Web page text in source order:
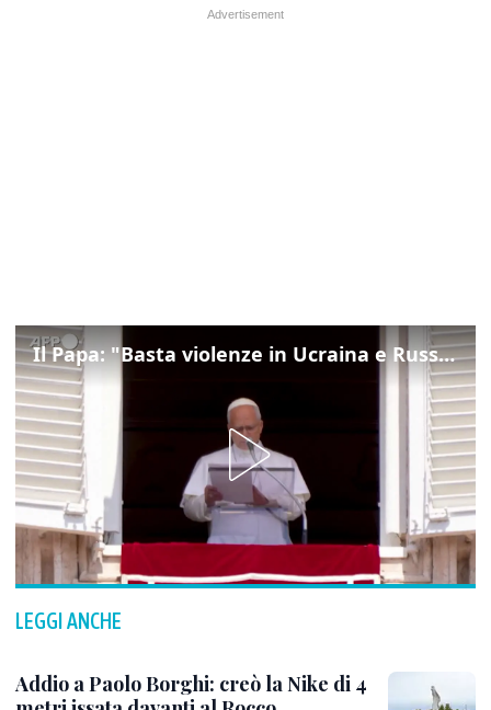
Il Papa: "Basta violenze in Ucraina e Russia, spazio a diplomazia"
LEGGI ANCHE
Addio a Paolo Borghi: creò la Nike di 4